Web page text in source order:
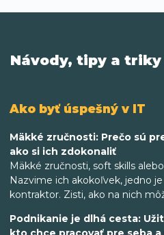
Návody, tipy a triky
Ako byť úspešný v IT
Mäkké zručnosti: Prečo sú
ako si ich zdokonaliť
Mäkké zručnosti, soft skills
Nazvime ich akokoľvek, jedno
kontraktor. Zisti, ako na nich
Podnikanie je dlhá cesta: